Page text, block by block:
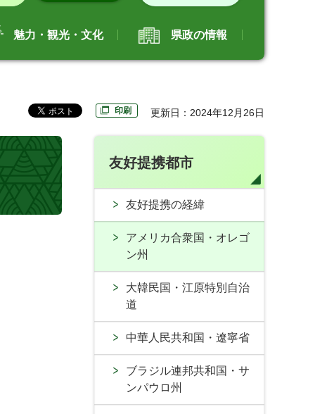
魅力・観光・文化 県政の情報
印刷 更新日：2024年12月26日
友好提携都市
友好提携の経緯
アメリカ合衆国・オレゴ
ン州
大韓民国・江原特別自治
道
中華人民共和国・遼寧省
ブラジル連邦共和国・サ
ンパウロ州